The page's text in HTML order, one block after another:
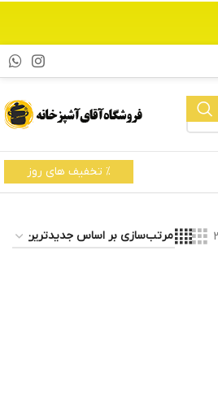
% تخفیف های روز